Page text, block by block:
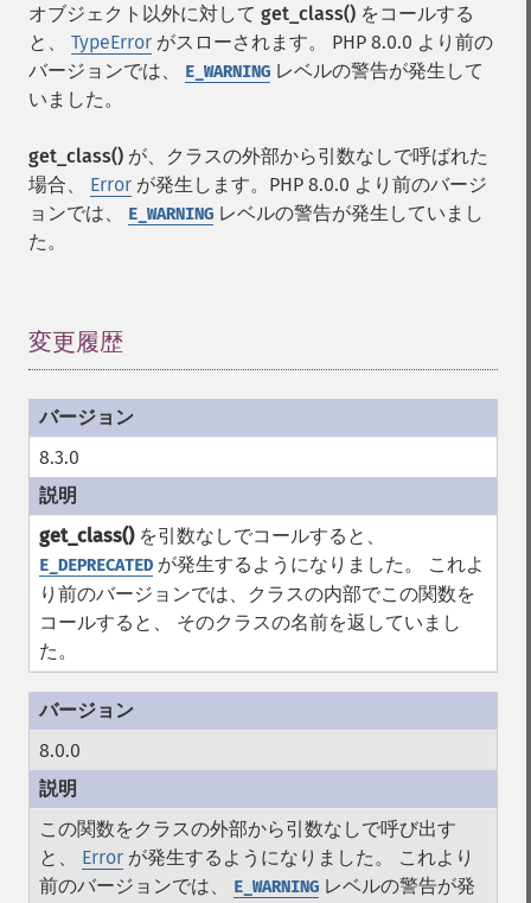
オブジェクト以外に対して get_class() をコールする
と、 TypeError がスローされます。 PHP 8.0.0 より前の
バージョンでは、
E_WARNING レベルの警告が発生して
いました。
get_class() が、クラスの外部から引数なしで呼ばれた
場合、 Error が発生します。PHP 8.0.0 より前のバージ
ョンでは、
E_WARNING レベルの警告が発生していまし
た。
変更履歴
8.3.0
get_class()を引数なしでコールすると、
E_DEPRECATED が発生するようになりました。 これよ
り前のバージョンでは、クラスの内部でこの関数を
コールすると、 そのクラスの名前を返していまし
た。
8.0.0
この関数をクラスの外部から引数なしで呼び出す
と、 Error が発生するようになりました。 これより
前のバージョンでは、
E_WARNING レベルの警告が発